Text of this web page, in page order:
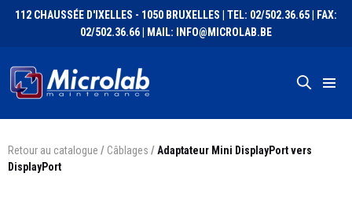
112 CHAUSSÉE D'IXELLES - 1050 BRUXELLES | TEL: 02/502.36.65 | FAX:
02/502.36.66 | MAIL: INFO@MICROLAB.BE
Retour au catalogue / Câblages /Adaptateur Mini DisplayPort vers
DisplayPort